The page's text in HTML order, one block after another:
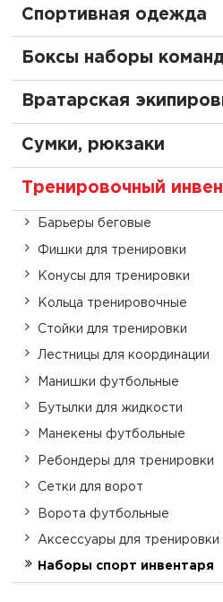
Спортивная одежда
Боксы наборы
Вратарская
Сумки, рюкзаки
Тренировочный
Барьеры беговые
Фишки для тренировки
Конусы для тренировки
Кольца тренировочные
Стойки для тренировки
Лестницы для координации
Манишки футбольные
Бутылки для жидкости
Манекены футбольные
Ребондеры для тренировки
Сетки для ворот
Ворота футбольные
Аксессуары для тренировки
Наборы спорт инвентаря